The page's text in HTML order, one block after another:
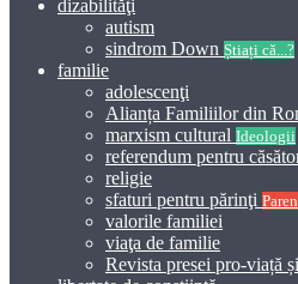
dizabilităţi
autism
sindrom Down Știați că...?
familie
adolescenţi
Alianța Familiilor din
marxism cultural Ideologii
referendum pentru
religie
sfaturi pentru părinţi
valorile familiei
viaţa de familie
Revista presei pro-viață